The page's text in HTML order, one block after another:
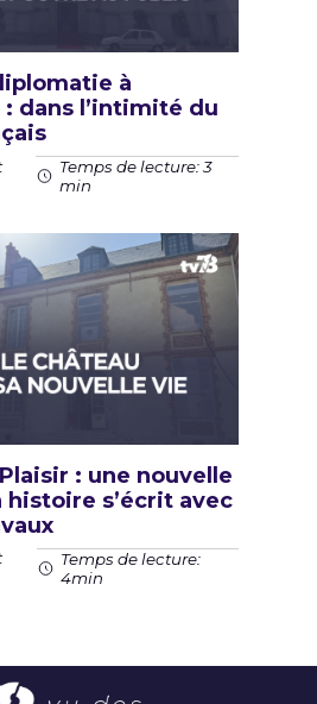
à
dans l’intimité du
Temps de lecture: 3
min
: une nouvelle
histoire s’écrit avec
Temps de lecture:
4min